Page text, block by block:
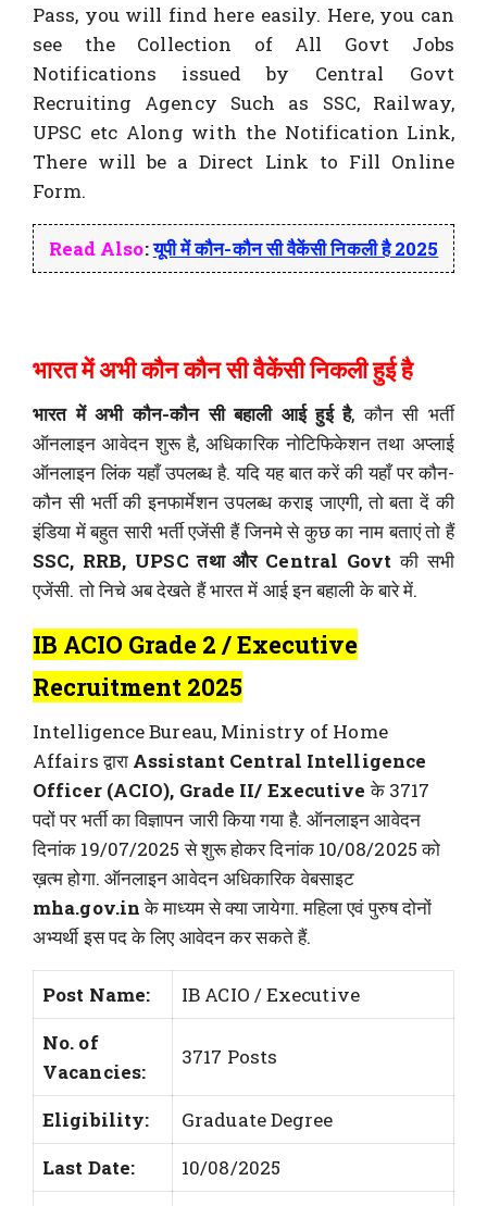
Pass, you will find here easily. Here, you can
see the Collection of All Govt Jobs
Notifications issued by Central Govt
Recruiting Agency Such as SSC, Railway,
UPSC etc Along with the Notification Link,
There will be a Direct Link to Fill Online
Form.
Read Also:यूपी में कौन-कौन सी वैकेंसी निकली है 2025
भारत में अभी कौन कौन सी वैकेंसी निकली हुई है
भारत में अभी कौन-कौन सी बहाली आई हुई है, कौन सी भर्ती
ऑनलाइन आवेदन शुरू है, अधिकारिक नोटिफिकेशन तथा अप्लाई
ऑनलाइन लिंक यहाँ उपलब्ध है. यदि यह बात करें की यहाँ पर कौन-
कौन सी भर्ती की इनफार्मेशन उपलब्ध कराइ जाएगी, तो बता दें की
इंडिया में बहुत सारी भर्ती एजेंसी हैं जिनमे से कुछ का नाम बताएं तो हैं
SSC, RRB, UPSC तथा और Central Govt की सभी
एजेंसी. तो निचे अब देखते हैं भारत में आई इन बहाली के बारे में.
IB ACIO Grade 2 / Executive
Recruitment 2025
Intelligence Bureau, Ministry of Home
Affairs द्वारा Assistant Central Intelligence
Officer (ACIO), Grade II/ Executiveके 3717
पदों पर भर्ती का विज्ञापन जारी किया गया है. ऑनलाइन आवेदन
दिनांक 19/07/2025 से शुरू होकर दिनांक 10/08/2025 को
ख़त्म होगा. ऑनलाइन आवेदन अधिकारिक वेबसाइट
mha.gov.inके माध्यम से क्या जायेगा. महिला एवं पुरुष दोनों
अभ्यर्थी इस पद के लिए आवेदन कर सकते हैं.
Post Name:
IB ACIO / Executive
No. of
Vacancies:
3717 Posts
Eligibility:
Graduate Degree
Last Date:
10/08/2025